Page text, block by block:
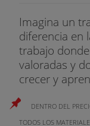
Internacional
Joan Mirabent
Enfermero.
Universitat
Mutua ASEPEYO.
Imagina un
diferencia en
trabajo
valoradas y
crecer y
DENTRO DEL
TODOS LOS